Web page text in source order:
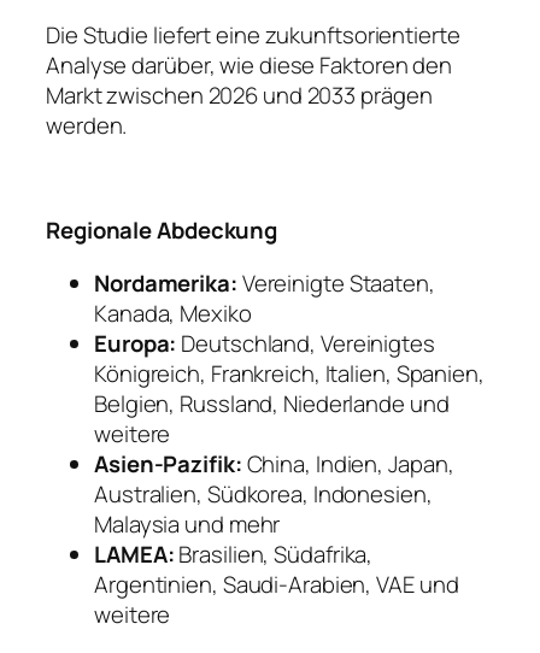
Die Studie liefert eine zukunftsorientierte
Analyse darüber, wie diese Faktoren den
Markt zwischen 2026 und 2033 prägen
werden.
Regionale Abdeckung
Nordamerika:Vereinigte Staaten,
Kanada, Mexiko
Europa: Deutschland, Vereinigtes
Königreich, Frankreich, Italien, Spanien,
Belgien, Russland, Niederlande und
weitere
Asien-Pazifik:China, Indien, Japan,
Australien, Südkorea, Indonesien,
Malaysia und mehr
LAMEA:Brasilien, Südafrika,
Argentinien, Saudi-Arabien, VAE und
weitere